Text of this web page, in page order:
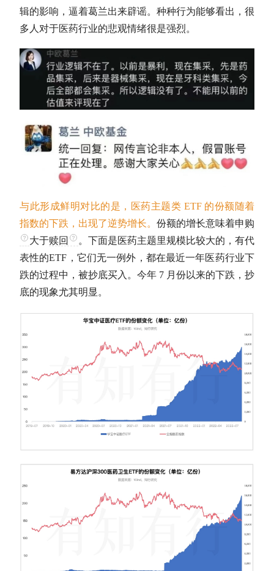
辑的影响，逼着葛兰出来辟谣。种种行为能够看出，很
多人对于医药行业的悲观情绪很是强烈。
与此形成鲜明对比的是，医药主题类 ETF 的份额随着
指数的下跌，出现了逆势增长。 份额的增长意味着申购
大于赎回
。下面是医药主题里规模比较大的，有代
表性的ETF，它们无一例外，都在最近一年医药行业下
跌的过程中，被抄底买入。今年 7 月份以来的下跌，抄
底的现象尤其明显。